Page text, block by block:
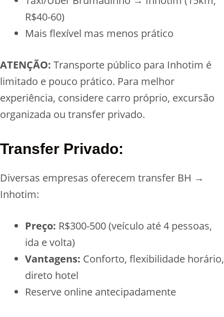
R$40-60)
Mais flexível mas menos prático
ATENÇÃO: Transporte público para Inhotim é
limitado e pouco prático. Para melhor
experiência, considere carro próprio, excursão
organizada ou transfer privado.
Transfer Privado:
Diversas empresas oferecem transfer BH →
Inhotim:
Preço: R$300-500 (veículo até 4 pessoas,
ida e volta)
Vantagens: Conforto, flexibilidade horário,
direto hotel
Reserve online antecipadamente